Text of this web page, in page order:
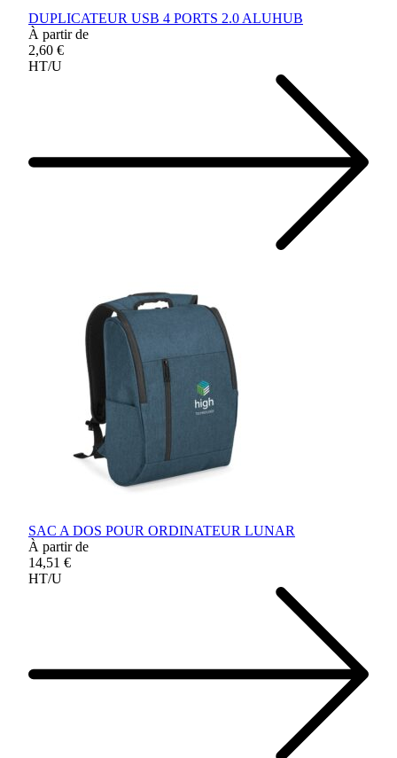
DUPLICATEUR USB 4 PORTS 2.0 ALUHUB
À partir de
2,60 €
HT/U
SAC A DOS POUR ORDINATEUR LUNAR
À partir de
14,51 €
HT/U